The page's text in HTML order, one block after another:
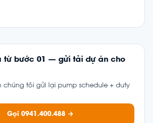
từ bước 01 — gửi tải dự án cho
chúng tôi gửi lại pump schedule + duty
Gọi 0941.400.488 →